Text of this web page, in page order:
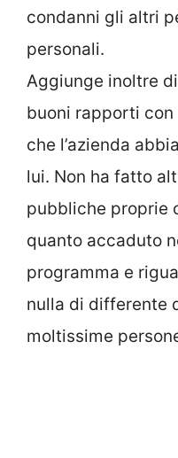
condanni gli altri
personali.
Aggiunge inoltre
buoni rapporti
che l’azienda
lui. Non ha fatto
pubbliche proprie
quanto accaduto
programma e
nulla di differente
moltissime